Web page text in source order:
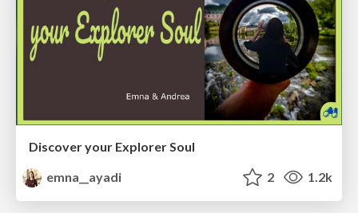
Discover your Explorer Soul
emna__ayadi
2 1.2k